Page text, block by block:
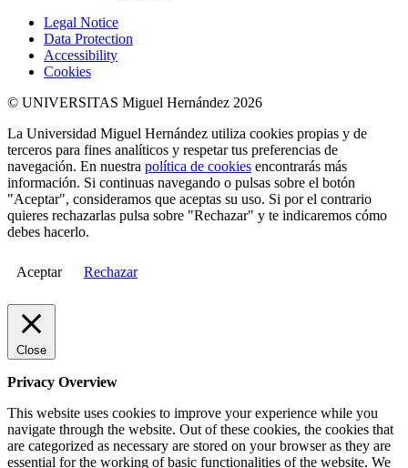
Legal Notice
Data Protection
Accessibility
Cookies
© UNIVERSITAS Miguel Hernández 2026
La Universidad Miguel Hernández utiliza cookies propias y de
terceros para fines analíticos y respetar tus preferencias de
navegación. En nuestra política de cookies encontrarás más
información. Si continuas navegando o pulsas sobre el botón
"Aceptar", consideramos que aceptas su uso. Si por el contrario
quieres rechazarlas pulsa sobre "Rechazar" y te indicaremos cómo
debes hacerlo.
Aceptar Rechazar
Close
Privacy Overview
This website uses cookies to improve your experience while you
navigate through the website. Out of these cookies, the cookies that
are categorized as necessary are stored on your browser as they are
essential for the working of basic functionalities of the website. We